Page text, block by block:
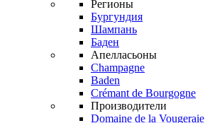
Регионы
Бургундия
Шампань
Баден
Апелласьоны
Champagne
Baden
Crémant de Bourgogne
Производители
Domaine de la Vougeraie